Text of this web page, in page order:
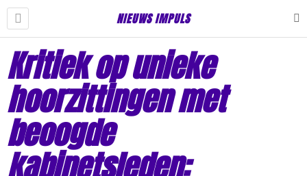
NIEUWS IMPULS
Kritiek op unieke
hoorzittingen met
beoogde
kabinetsleden: